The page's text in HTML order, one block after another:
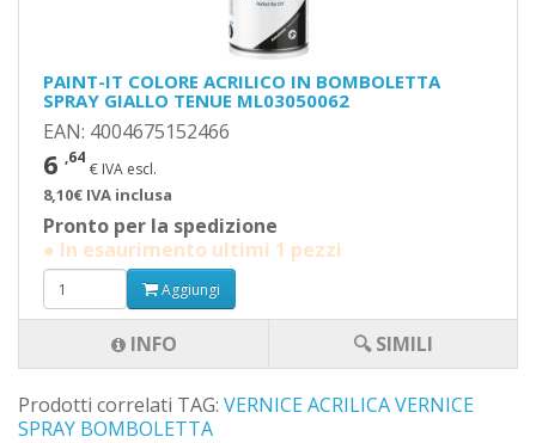
PAINT-IT COLORE ACRILICO IN BOMBOLETTA
SPRAY GIALLO TENUE ML03050062
EAN: 4004675152466
6 ,64
€ IVA escl.
8,10€ IVA inclusa
Pronto per la spedizione
● In esaurimento ultimi 1 pezzi
Aggiungi
INFO 🔍 SIMILI
Prodotti correlati TAG: VERNICE ACRILICAVERNICE
SPRAY BOMBOLETTA